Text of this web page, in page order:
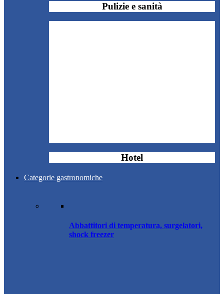
Pulizie e sanità
Hotel
Categorie gastronomiche
Abbattitori di temperatura, surgelatori,
shock freezer